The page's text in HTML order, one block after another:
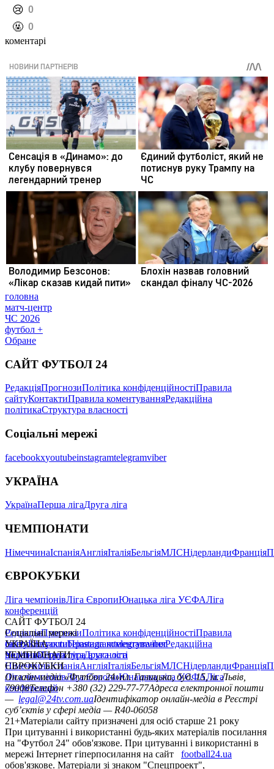
️😢 0
️🤬 0
коментарі
головна
матч-центр
ЧС 2026
футбол +
Обране
САЙТ ФУТБОЛ 24
РедакціяПрогнозиПолітика конфіденційностіПравила
сайтуКонтактиПравила коментуванняРедакційна
політикаСтруктура власності
Соціальні мережі
facebookxyoutubeinstagramtelegramviber
УКРАЇНА
УкраїнаПерша лігаДруга ліга
ЧЕМПІОНАТИ
НімеччинаІспаніяАнгліяІталіяБельгіяМЛСНідерландиФранція
ЄВРОКУБКИ
Ліга чемпіонівЛіга ЄвропиЮнацька ліга УЄФАЛіга
конференцій
САЙТ ФУТБОЛ 24
РедакціяПрогнозиПолітика конфіденційностіПравила
сайтуКонтактиПравила коментуванняРедакційна
політикаСтруктура власності
Соціальні мережі
facebookxyoutubeinstagramtelegramviber
УКРАЇНА
УкраїнаПерша лігаДруга ліга
ЧЕМПІОНАТИ
НімеччинаІспаніяАнгліяІталіяБельгіяМЛСНідерландиФранція
ЄВРОКУБКИ
Ліга чемпіонівЛіга ЄвропиЮнацька ліга УЄФАЛіга
конференцій
Онлайн-медіа «Футбол 24»пл. Галицька, буд. 15, м. Львів,
79008Телефон +380 (32) 229-77-77Адреса електронної пошти
— legal@24tv.com.uaІдентифікатор онлайн-медіа в Реєстрі
суб’єктів у сфері медіа — R40-06058
21+Матеріали сайту призначені для осіб старше 21 року
При цитуванні і використанні будь-яких матеріалів посилання
на "Футбол 24" обов'язкове. При цитуванні і використанні в
мережі Інтернет гіперпосилання на сайт
football24.ua
обов'язкове. Матеріали зі знаком "Спецпроект",